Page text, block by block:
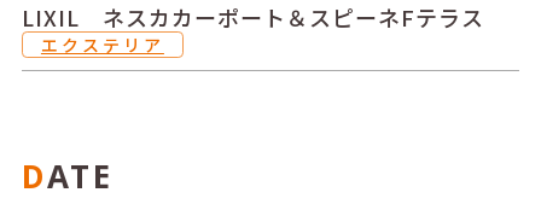
LIXIL ネスカカーポート＆スピーネFテラス
エクステリア
DATE